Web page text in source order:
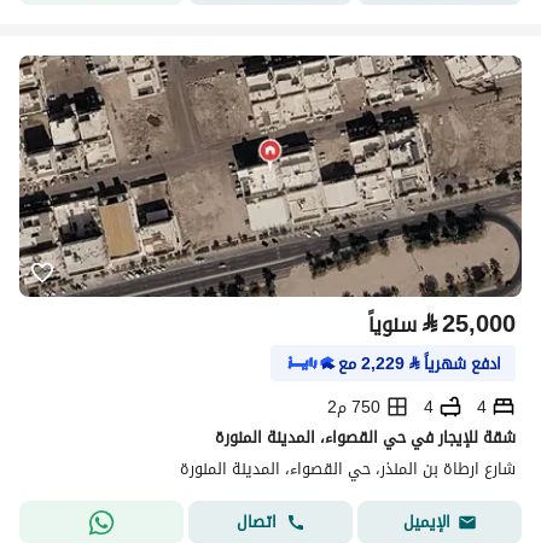
⃁25,000 سنوياً
ادفع شهرياً⃁
2,229مع
4
4
750 م2
شقة للإيجار في حي القصواء، المدينة المنورة
شارع ارطاة بن المنذر، حي القصواء، المدينة المنورة
الإيميل
اتصال